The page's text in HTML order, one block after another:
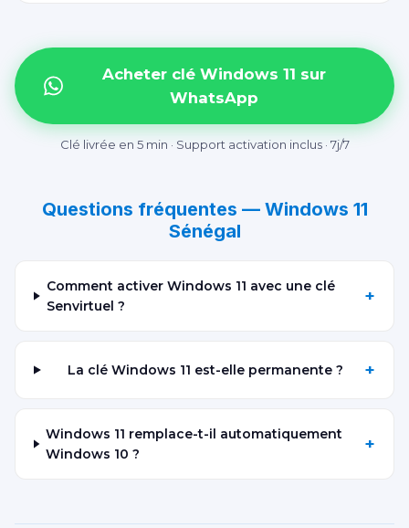
Acheter clé Windows 11 sur
WhatsApp
Clé livrée en 5 min · Support activation inclus · 7j/7
Questions fréquentes — Windows 11
Sénégal
Comment activer Windows 11 avec une clé
Senvirtuel ?
+
La clé Windows 11 est-elle permanente ? +
Windows 11 remplace-t-il automatiquement
Windows 10 ?
+